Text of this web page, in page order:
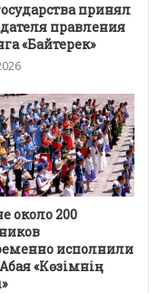
принял
правления
«Байтерек»
около 200
исполнили
«Көзімнің